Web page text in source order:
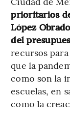
prioritarios
López
del
recursos
que la
como son la
escuelas, en
como la